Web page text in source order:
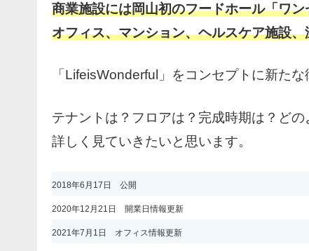
商業施設には岡山初のフードホール「ワ
オフィス、マンション、ヘルスケア施設
「LifeisWonderful」をコンセプトに新たな
テナントは？フロアは？完成時期は？ど
詳しく見ていきたいと思います。
2018年6月17日 公開
2020年12月21日 開業日情報更新
2021年7月1日 オフィス情報更新